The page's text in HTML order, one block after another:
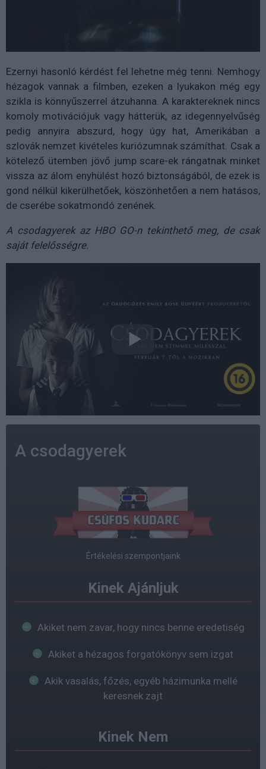
Ezernyi hasonló kérdést fel lehetne még tenni. Nemhogy
hézagok vannak a filmben, ezeken a lyukakon még egy
szikla is könnyűszerrel átzuhanna. A karaktereknek nincs
komoly motivációjuk vagy hátterük, az idegennyelvűség
pedig annyira abszurd, hogy úgy hat, Amerikában a
szlovák nemzet kivételes kuriózumnak számíthat. Csak a
kötelező ütemben jövő jump scare-ek rángatnak minket
vissza az álom enyhülést hozó biztonságából, de ezek is
gond nélkül kikerülhetőek, köszönhetően a nem hatásos,
de cserébe sokatmondó zenének.
A csodagyerek az HBO GO-n tekinthető meg, de csak
saját felelősségre.
A csodagyerek
Értékelési szempontjaink
Kinek Ajánljuk
Akiket nem zavar, hogy nincs benne eredetiség
Akiket a hézagos forgatókönyv sem izgat
Akik vasalás, főzés, egyéb házimunka mellé
keresnek zajt
Kinek Nem